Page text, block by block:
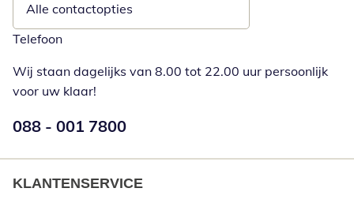
Alle contactopties
Telefoon
Wij staan dagelijks van 8.00 tot 22.00 uur persoonlijk
voor uw klaar!
Telefoonnummer:
088 - 001 7800
KLANTENSERVICE